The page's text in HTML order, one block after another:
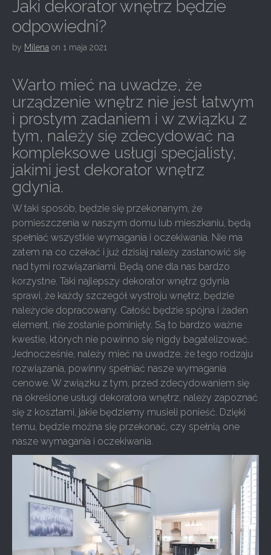
Jaki dekorator wnętrz będzie
odpowiedni?
by Milena on 1 maja 2021
Warto mieć na uwadze, że
urządzenie wnętrz nie jest łatwym
i prostym zadaniem i w związku z
tym, należy się zdecydować na
kompleksowe usługi specjalisty,
jakimi jest dekorator wnętrz
gdynia.
W taki sposób, będzie się przekonanym, że
pomieszczenia w naszym domu lub mieszkaniu, będą
spełniać wszystkie wymagania i oczekiwania. Nie ma
zatem na co czekać i już dzisiaj należy zastanowić się
nad tymi rozwiązaniami. Będą one dla nas bardzo
korzystne. Taki najlepszy dekorator wnętrz gdynia
sprawi, że każdy szczegół wystroju wnętrz, będzie
należycie dopracowany. Całość będzie spójna i żaden
element, nie zostanie pominięty. Są to bardzo ważne
kwestie, których nie powinno się nigdy bagatelizować.
Jednocześnie, należy mieć na uwadze, że tego rodzaju
rozwiązania, powinny spełniać nasze wymagania
cenowe. W związku z tym, przed zdecydowaniem się
na określone usługi dekoratora wnętrz, należy zapoznać
się z kosztami, jakie będziemy musieli ponieść. Dzięki
temu, będzie można się przekonać, czy spełnią one
nasze wymagania i oczekiwania.